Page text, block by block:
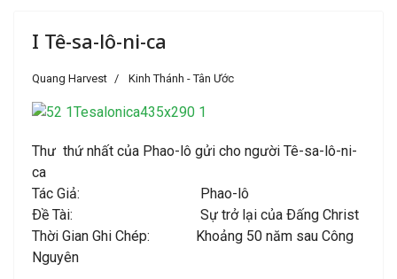
I Tê-sa-lô-ni-ca
Quang Harvest Kinh Thánh - Tân Ước
Thư thứ nhất của Phao-lô gửi cho người Tê-sa-lô-ni-
ca
Tác Giả: Phao-lô
Ðề Tài: Sự trở lại của Ðấng Christ
Thời Gian Ghi Chép: Khoảng 50 năm sau Công
Nguyên